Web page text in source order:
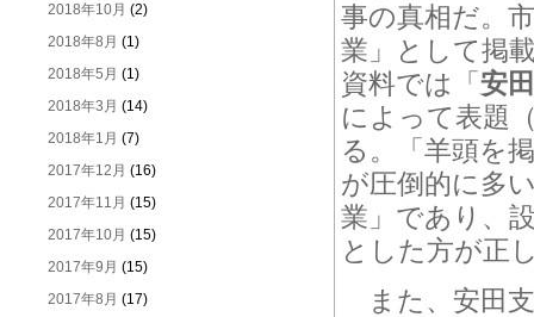
2018年10月 (2)
2018年8月 (1)
2018年5月 (1)
2018年3月 (14)
2018年1月 (7)
2017年12月 (16)
2017年11月 (15)
2017年10月 (15)
2017年9月 (15)
2017年8月 (17)
事の真相だ。
業」として掲
資料では「 安
によって表題
る。「羊頭を
が圧倒的に多
業」であり、
とした方が正
また、安田